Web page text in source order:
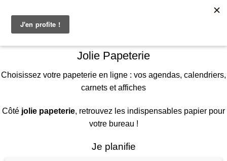
content
Jolie Papeterie
Choisissez votre papeterie en ligne : vos agendas, calendriers,
carnets et affiches
Côté jolie papeterie, retrouvez les indispensables papier pour
votre bureau !
Je planifie